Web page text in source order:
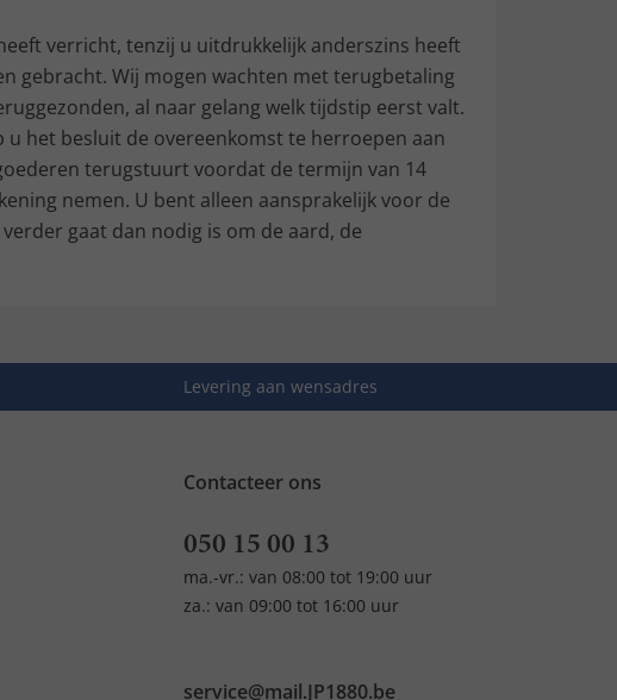
verricht, tenzij u uitdrukkelijk anderszins heeft
gebracht. Wij mogen wachten met terugbetaling
al naar gelang welk tijdstip eerst valt.
het besluit de overeenkomst te herroepen aan
terugstuurt voordat de termijn van 14
nemen. U bent alleen aansprakelijk voor de
gaat dan nodig is om de aard, de
Levering aan wensadres
Contacteer ons
050 15 00 13
ma.-vr.: van 08:00 tot 19:00 uur
za.: van 09:00 tot 16:00 uur
service@mail.JP1880.be